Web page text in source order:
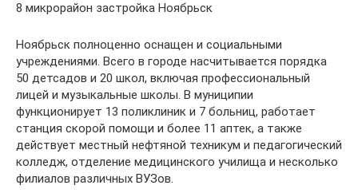
8 микрорайон застройка Ноябрьск
Ноябрьск полноценно оснащен и социальными
учреждениями. Всего в городе насчитывается порядка
50 детсадов и 20 школ, включая профессиональный
лицей и музыкальные школы. В муниципии
функционирует 13 поликлиник и 7 больниц, работает
станция скорой помощи и более 11 аптек, а также
действует местный нефтяной техникум и педагогический
колледж, отделение медицинского училища и несколько
филиалов различных ВУЗов.